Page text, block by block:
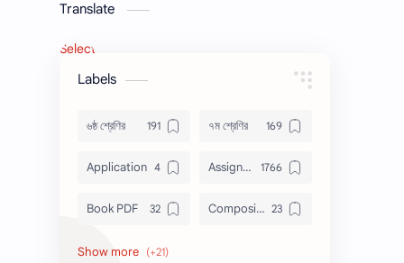
Translate
Select Language
Labels
৬ষ্ঠ শ্রেণির ৭ম শ্রেণির
Application Assignment
Book PDF Composition
Honors